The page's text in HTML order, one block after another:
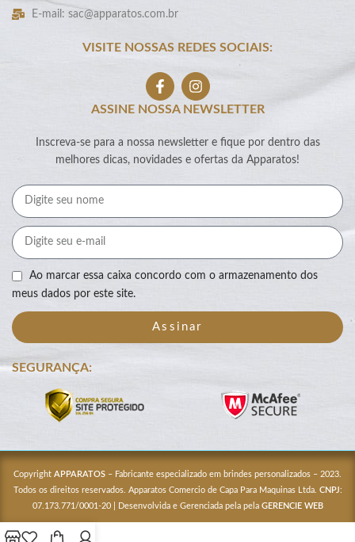
E-mail: sac@apparatos.com.br
VISITE NOSSAS REDES SOCIAIS:
ASSINE NOSSA NEWSLETTER
Inscreva-se para a nossa newsletter e fique por dentro das
melhores dicas, novidades e ofertas da Apparatos!
Ao marcar essa caixa concordo com o armazenamento dos
meus dados por este site.
Assinar
SEGURANÇA:
Copyright APPARATOS – Fabricante especializado em brindes personalizados – 2023.
Todos os direitos reservados. Apparatos Comercio de Capa Para Maquinas Ltda. CNPJ:
07.173.771/0001-20 | Desenvolvida e Gerenciada pela pela GERENCIE WEB